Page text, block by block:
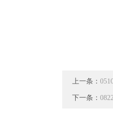
上一条：
下一条：